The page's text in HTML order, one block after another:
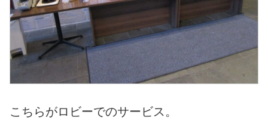
こちらがロビーでのサービス。